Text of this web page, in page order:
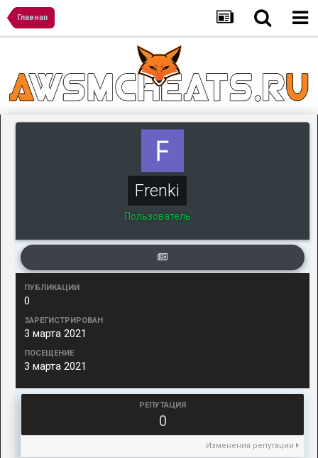
Главная
Frenki
Пользователь
ПУБЛИКАЦИИ
0
ЗАРЕГИСТРИРОВАН
3 марта 2021
ПОСЕЩЕНИЕ
3 марта 2021
РЕПУТАЦИЯ
0
Изменения репутации